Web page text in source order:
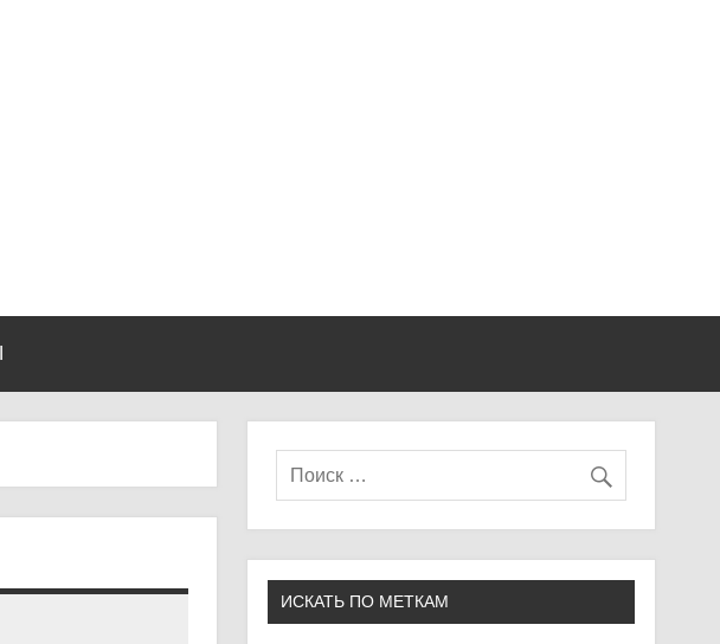
ИСКАТЬ ПО МЕТКАМ